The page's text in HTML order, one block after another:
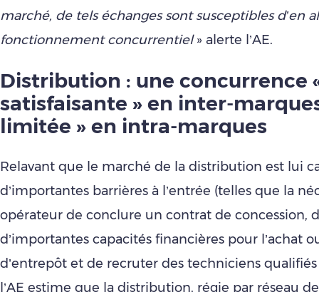
marché, de tels échanges sont susceptibles d’en
fonctionnement concurrentiel» alerte l’AE.
Distribution : une concurrence
satisfaisante » en inter-
limitée » en intra-marques
Relavant que le marché de la distribution est lui
d’importantes barrières à l’entrée (telles que la
opérateur de conclure un contrat de concession,
d’importantes capacités financières pour l’achat
d’entrepôt et de recruter des techniciens
l’AE estime que la distribution, régie par réseau